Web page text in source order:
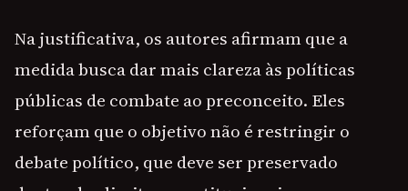
Na justificativa, os autores afirmam que a
medida busca dar mais clareza às políticas
públicas de combate ao preconceito. Eles
reforçam que o objetivo não é restringir o
debate político, que deve ser preservado